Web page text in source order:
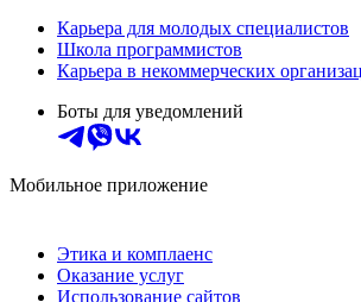
Карьера для молодых специалистов
Школа программистов
Карьера в некоммерческих
Боты для уведомлений
Мобильное приложение
Этика и комплаенс
Оказание услуг
Использование сайтов